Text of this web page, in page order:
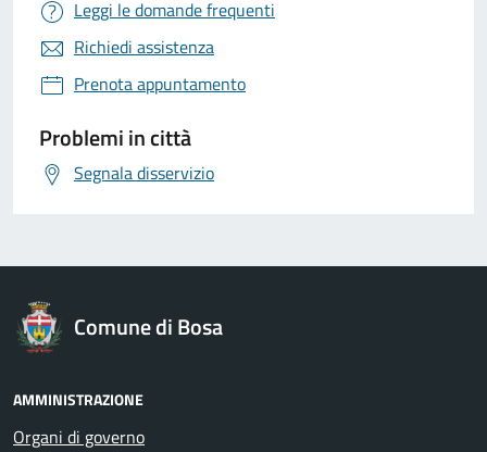
Leggi le domande frequenti
Richiedi assistenza
Prenota appuntamento
Problemi in città
Segnala disservizio
Comune di Bosa
AMMINISTRAZIONE
Organi di governo